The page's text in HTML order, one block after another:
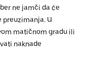
ne jamči da će
preuzimanja. U
matičnom gradu ili
naknade